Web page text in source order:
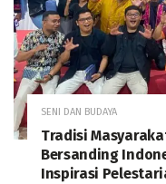
SENI DAN BUDAYA
Tradisi
Bersanding
Inspirasi